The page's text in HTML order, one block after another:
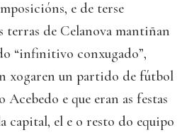
e de terse
terras de Celanova mantiñan
“infinitivo conxugado”,
xogaren un partido de fútbol
Acebedo e que eran as festas
capital, el e o resto do equipo